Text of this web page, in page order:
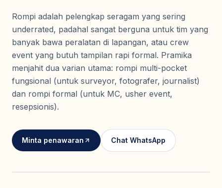
Kaos
Jaket Kerja
Rompi
Seragam Security & Satpam
Seragam Medis
Seragam Cleaning Service
Wearpack Pertamina & Migas
Wearpack Mekanik & Otomotif
Jaket Safety
Rompi Safety
Kaos Safety
Seragam SD
Seragam SMP/SMA
Pramuka
Olahraga
Almamater
Konsultasi
Rompi adalah pelengkap seragam yang sering
underrated, padahal sangat berguna untuk tim yang
banyak bawa peralatan di lapangan, atau crew
event yang butuh tampilan rapi formal. Pramika
menjahit dua varian utama: rompi multi-pocket
fungsional (untuk surveyor, fotografer, journalist)
dan rompi formal (untuk MC, usher event,
resepsionis).
Minta penawaran Chat WhatsApp